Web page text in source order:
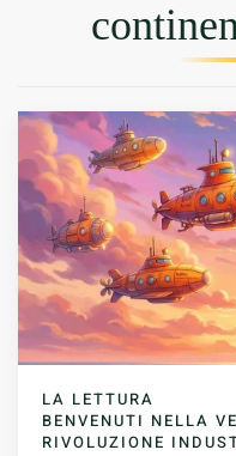
LA LETTURA
BENVENUTI NELLA
RIVOLUZIONE